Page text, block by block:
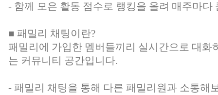
- 함께 모은 활동 점수로 랭킹을 올려 매주마다
■ 패밀리 채팅이란?
패밀리에 가입한 멤버들끼리 실시간으로 대화
는 커뮤니티 공간입니다.
- 패밀리 채팅을 통해 다른 패밀리원과 소통해